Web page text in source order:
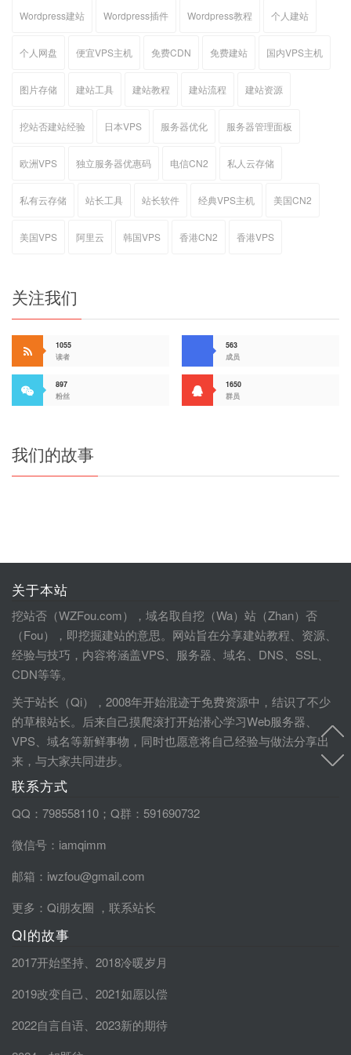
Wordpress建站 Wordpress插件 Wordpress教程 个人建站
个人网盘 便宜VPS主机 免费CDN 免费建站 国内VPS主机
图片存储 建站工具 建站教程 建站流程 建站资源
挖站否建站经验 日本VPS 服务器优化 服务器管理面板
欧洲VPS 独立服务器优惠码 电信CN2 私人云存储
私有云存储 站长工具 站长软件 经典VPS主机 美国CN2
美国VPS 阿里云 韩国VPS 香港CN2 香港VPS
关注我们
1055
读者
563
成员
897
粉丝
1650
群员
我们的故事
关于本站
挖站否（WZFou.com），域名取自挖（Wa）站（Zhan）否
（Fou），即挖掘建站的意思。网站旨在分享建站教程、资源、
经验与技巧，内容将涵盖VPS、服务器、域名、DNS、SSL、
CDN等等。
关于站长（Qi），2008年开始混迹于免费资源中，结识了不少
的草根站长。后来自己摸爬滚打开始潜心学习Web服务器、
VPS、域名等新鲜事物，同时也愿意将自己经验与做法分享出
来，与大家共同进步。
联系方式
QQ：798558110；Q群：591690732
微信号：iamqimm
邮箱：iwzfou@gmail.com
更多： Qi朋友圈 ， 联系站长
QI的故事
2017开始坚持
2018冷暖岁月
2019改变自己
2021如愿以偿
2022自言自语
2023新的期待